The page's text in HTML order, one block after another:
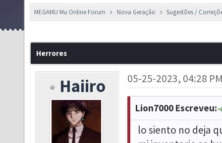
MEGAMU Mu Online Forum Nova Geração Sugestões /
Herrores
Haiiro 05-25-2023, 04:28
Lion7000 Escreveu:
lo siento no deja